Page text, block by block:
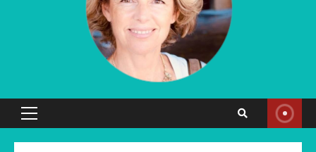
Primary